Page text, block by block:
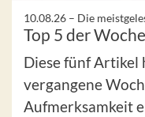
10.08.26 – Die
Top 5 der
Diese fünf Artikel
vergangene
Aufmerksamkeit